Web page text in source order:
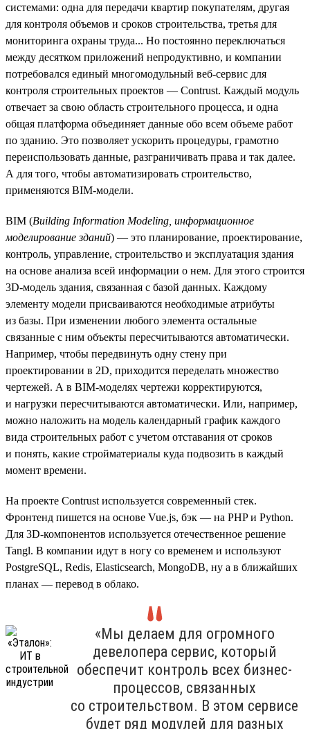
системами: одна для передачи квартир покупателям, другая
для контроля объемов и сроков строительства, третья для
мониторинга охраны труда... Но постоянно переключаться
между десятком приложений непродуктивно, и компании
потребовался единый многомодульный веб-сервис для
контроля строительных проектов — Contrust. Каждый модуль
отвечает за свою область строительного процесса, и одна
общая платформа объединяет данные обо всем объеме работ
по зданию. Это позволяет ускорить процедуры, грамотно
переиспользовать данные, разграничивать права и так далее.
А для того, чтобы автоматизировать строительство,
применяются BIM-модели.
BIM (Building Information Modeling, информационное
моделирование зданий) — это планирование, проектирование,
контроль, управление, строительство и эксплуатация здания
на основе анализа всей информации о нем. Для этого строится
3D-модель здания, связанная с базой данных. Каждому
элементу модели присваиваются необходимые атрибуты
из базы. При изменении любого элемента остальные
связанные с ним объекты пересчитываются автоматически.
Например, чтобы передвинуть одну стену при
проектировании в 2D, приходится переделать множество
чертежей. А в BIM-моделях чертежи корректируются,
и нагрузки пересчитываются автоматически. Или, например,
можно наложить на модель календарный график каждого
вида строительных работ с учетом отставания от сроков
и понять, какие стройматериалы куда подвозить в каждый
момент времени.
На проекте Contrust используется современный стек.
Фронтенд пишется на основе Vue.js, бэк — на PHP и Python.
Для 3D-компонентов используется отечественное решение
Tangl. В компании идут в ногу со временем и используют
PostgreSQL, Redis, Elasticsearch, MongoDB, ну а в ближайших
планах — перевод в облако.
«Мы делаем для огромного
девелопера сервис, который
обеспечит контроль всех бизнес-
процессов, связанных
со строительством. В этом сервисе
будет ряд модулей для разных